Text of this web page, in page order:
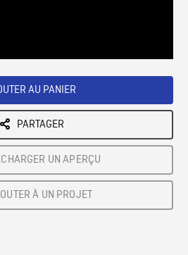
AU PANIER
PARTAGER
UN APERÇU
À UN PROJET